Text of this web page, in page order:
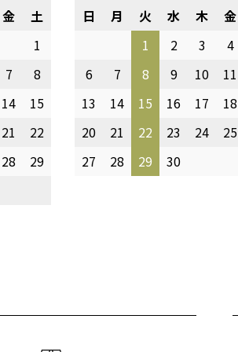
金
土
1
7
8
14
15
21
22
28
29
日 月 火 水 木 金
1
2 3 4
6
7 8 9 10 11
13
14 15 16 17 18
20
21 22 23 24 25
27
28 29 30